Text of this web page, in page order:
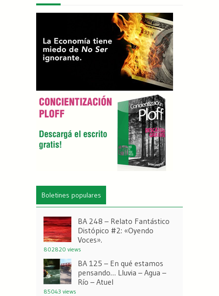
Boletines populares
BA 248 – Relato Fantástico
Distópico #2: «Oyendo
Voces».
802820 views
BA 125 – En qué estamos
pensando… Lluvia – Agua –
Río – Atuel
85043 views